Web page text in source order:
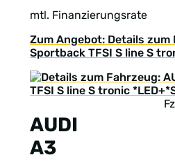
mtl. Finanzierungsrate
Zum Angebot: Details zum
Sportback TFSI S line S
AUDI
A3